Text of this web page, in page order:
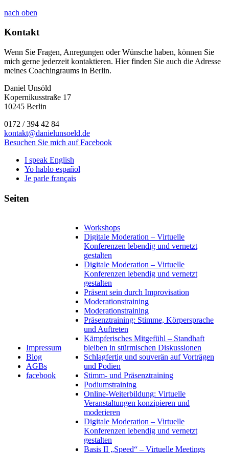
nach oben
Kontakt
Wenn Sie Fragen, Anregungen oder Wünsche haben, können Sie
mich gerne jederzeit kontaktieren. Hier finden Sie auch die Adresse
meines Coachingraums in Berlin.
Daniel Unsöld
Kopernikusstraße 17
10245 Berlin
0172 / 394 42 84
kontakt@danielunsoeld.de
Besuchen Sie mich auf Facebook
I speak English
Yo hablo español
Je parle français
Seiten
Impressum
Blog
AGBs
facebook
Workshops
Digitale Moderation – Virtuelle
Konferenzen lebendig und vernetzt
gestalten
Digitale Moderation – Virtuelle
Konferenzen lebendig und vernetzt
gestalten
Präsent sein durch Improvisation
Moderationstraining
Moderationstraining
Präsenztraining: Stimme, Körpersprache
und Auftreten
Kämpferisches Mitgefühl – Standhaft
bleiben in stürmischen Diskussionen
Schlagfertig und souverän auf Vorträgen
und Podien
Stimm- und Präsenztraining
Podiumstraining
Online-Weiterbildung: Virtuelle
Veranstaltungen konzipieren und
moderieren
Digitale Moderation – Virtuelle
Konferenzen lebendig und vernetzt
gestalten
Basis II „Speed“ – Virtuelle Meetings